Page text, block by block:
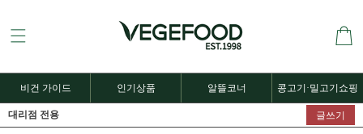
비건 가이드 인기상품 알뜰코너 콩고기·밀고기쇼핑
대리점 전용 글쓰기